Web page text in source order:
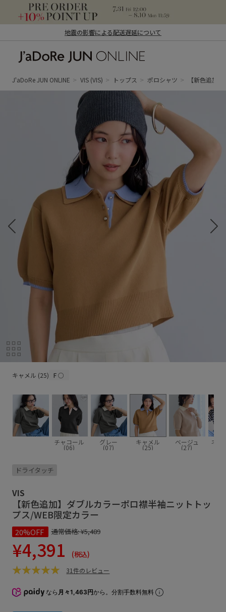
地震の影響による配送遅延について
ン オンライン）
J'aDoRe JUN ONLINE VIS (VIS) トップス ポロシャツ 【新色追加
キャメル (25) F○
チャコール
(06)
グレー
(07)
キャメル
(25)
ベージュ
(27)
ネイ
ドライタッチ
VIS
【新色追加】ダブルカラーポロ襟半袖ニットトッ
プス/WEB限定カラー
20%OFF 通常価格:¥5,489
¥4,391 (税込)
31件のレビュー
なら 月々1,463円から。分割手数料無料